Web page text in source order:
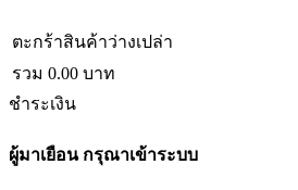
ตะกร้าสินค้าว่างเปล่า
รวม 0.00 บาท
ชำระเงิน
ผู้มาเยือนกรุณาเข้าระบบ